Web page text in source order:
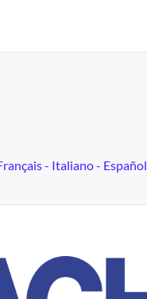
- Italiano - Español